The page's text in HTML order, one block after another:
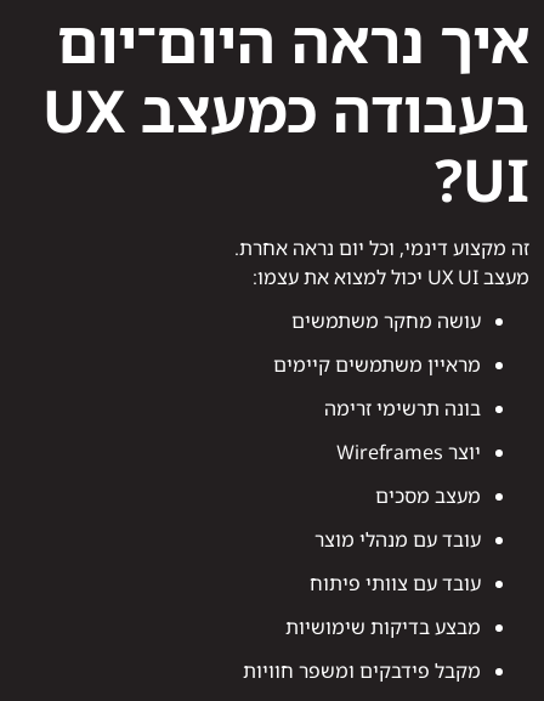
איך נראה היום־יום
בעבודה כמעצב UX
UI?
זה מקצוע דינמי, וכל יום נראה אחרת.
מעצב UX UI יכול למצוא את עצמו:
עושה מחקר משתמשים
מראיין משתמשים קיימים
בונה תרשימי זרימה
יוצר Wireframes
מעצב מסכים
עובד עם מנהלי מוצר
עובד עם צוותי פיתוח
מבצע בדיקות שימושיות
מקבל פידבקים ומשפר חוויות